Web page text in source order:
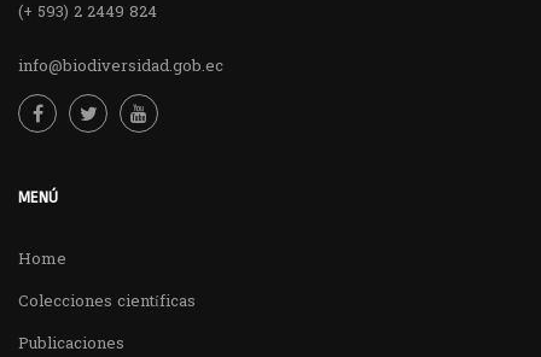
(+ 593) 2 2449 824
info@biodiversidad.gob.ec
MENÚ
Home
Colecciones científicas
Publicaciones